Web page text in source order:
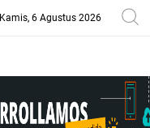
Kamis, 6 Agustus 2026